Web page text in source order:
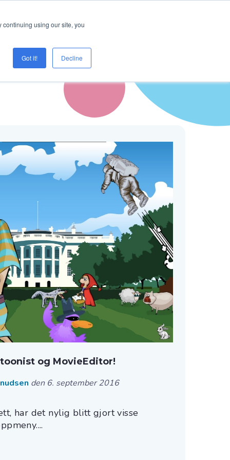
using our site, you
Got it! Decline
og MovieEditor!
den 6. september 2016
har det nylig blitt gjort visse